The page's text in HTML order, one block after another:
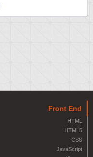
Front End
HTML
HTML5
CSS
JavaScript